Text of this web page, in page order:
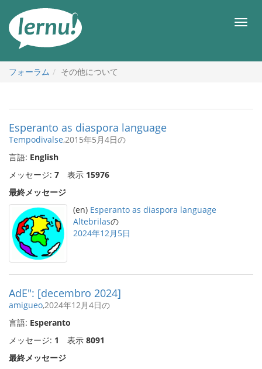
メ
フォーラム
その他について
Esperanto as diaspora language
Tempodivalse,2015年5月4日の
言語: English
メッセージ: 7 表示 15976
最終メッセージ
(en) Esperanto as diaspora language
Altebrilasの
2024年12月5日
AdE": [decembro 2024]
amigueo,2024年12月4日の
言語: Esperanto
メッセージ: 1 表示 8091
最終メッセージ